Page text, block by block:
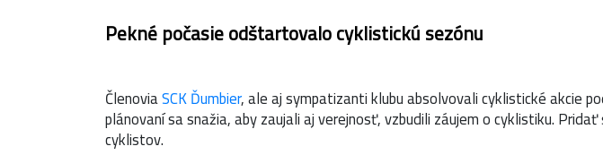
Pekné počasie odštartovalo cyklistickú sezónu
ČlenoviaSCK Ďumbier, ale aj sympatizanti klubu absolvovali cyklistické akcie
plánovaní sa snažia, aby zaujali aj verejnosť, vzbudili záujem o cyklistiku.
cyklistov.